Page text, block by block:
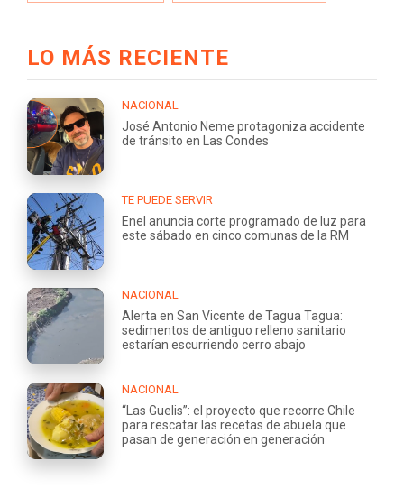
LO MÁS RECIENTE
NACIONAL
José Antonio Neme protagoniza accidente
de tránsito en Las Condes
TE PUEDE SERVIR
Enel anuncia corte programado de luz para
este sábado en cinco comunas de la RM
NACIONAL
Alerta en San Vicente de Tagua Tagua:
sedimentos de antiguo relleno sanitario
estarían escurriendo cerro abajo
NACIONAL
“Las Guelis”: el proyecto que recorre Chile
para rescatar las recetas de abuela que
pasan de generación en generación